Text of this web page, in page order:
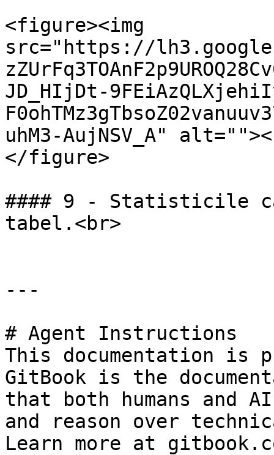
<figure><img
src="https://
JD_HIjDt-
uhM3-AujNSV_A"
</figure>
#### 9 - Statisticile
tabel.<br>
---
# Agent Instructions
This documentation is
GitBook is the
that both humans and
and reason over
Learn more at